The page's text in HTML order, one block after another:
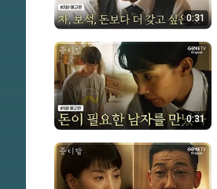
0:31
0:31